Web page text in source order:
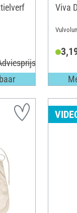
6,99 €
Viva